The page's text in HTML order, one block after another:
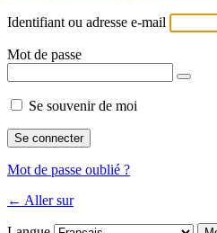
Identifiant ou adresse e-mail
Mot de passe
Se souvenir de moi
Mot de passe oublié ?
← Aller sur